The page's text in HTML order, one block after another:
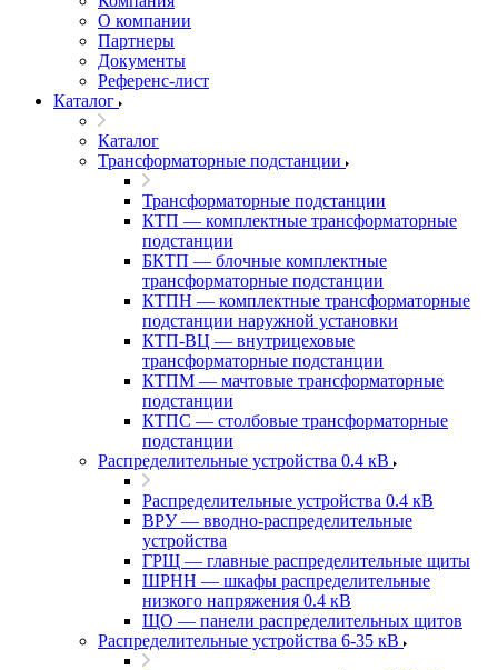
О компании
Партнеры
Документы
Референс-лист
Каталог
Каталог
Трансформаторные подстанции
Трансформаторные подстанции
КТП — комплектные трансформаторные
подстанции
БКТП — блочные комплектные
трансформаторные подстанции
КТПН — комплектные трансформаторные
подстанции наружной установки
КТП-ВЦ — внутрицеховые
трансформаторные подстанции
КТПМ — мачтовые трансформаторные
подстанции
КТПС — столбовые трансформаторные
подстанции
Распределительные устройства 0.4 кВ
Распределительные устройства 0.4 кВ
ВРУ — вводно-распределительные
устройства
ГРЩ — главные распределительные щиты
ШРНН — шкафы распределительные
низкого напряжения 0.4 кВ
ЩО — панели распределительных щитов
Распределительные устройства 6-35 кВ